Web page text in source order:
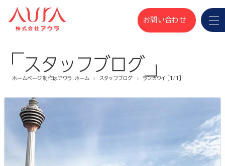
お問い合わせ
スタッフブログ
ホームページ制作はアウラ：ホーム スタッフブログ ランカウイ [1/1]